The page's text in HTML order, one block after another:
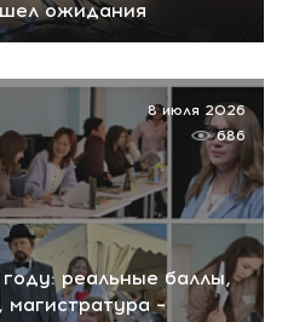
ожидания
реальные баллы,
–
8 июля 2026
686